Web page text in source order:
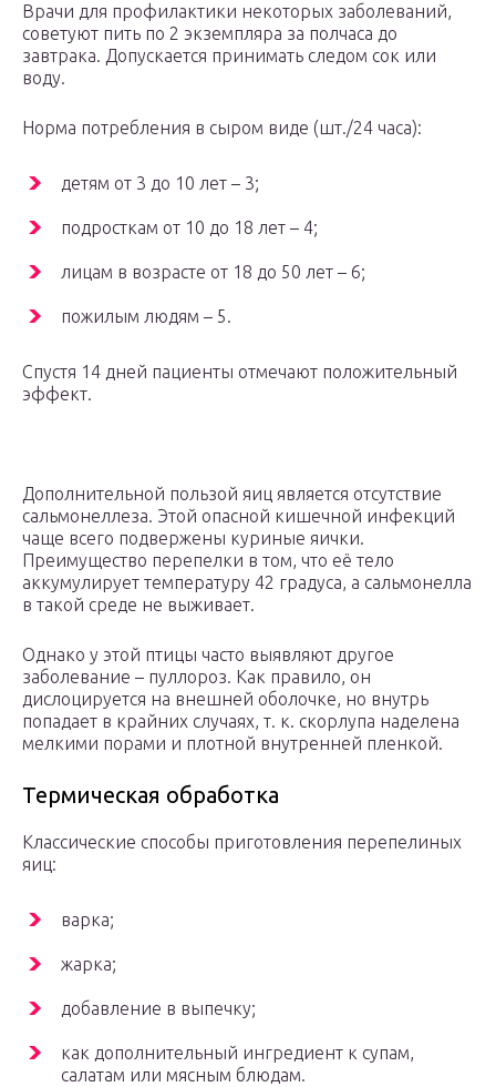
Врачи для профилактики некоторых заболеваний,
советуют пить по 2 экземпляра за полчаса до
завтрака. Допускается принимать следом сок или
воду.
Норма потребления в сыром виде (шт./24 часа):
детям от 3 до 10 лет – 3;
подросткам от 10 до 18 лет – 4;
лицам в возрасте от 18 до 50 лет – 6;
пожилым людям – 5.
Спустя 14 дней пациенты отмечают положительный
эффект.
Дополнительной пользой яиц является отсутствие
сальмонеллеза. Этой опасной кишечной инфекций
чаще всего подвержены куриные яички.
Преимущество перепелки в том, что её тело
аккумулирует температуру 42 градуса, а сальмонелла
в такой среде не выживает.
Однако у этой птицы часто выявляют другое
заболевание – пуллороз. Как правило, он
дислоцируется на внешней оболочке, но внутрь
попадает в крайних случаях, т. к. скорлупа наделена
мелкими порами и плотной внутренней пленкой.
Термическая обработка
Классические способы приготовления перепелиных
яиц:
варка;
жарка;
добавление в выпечку;
как дополнительный ингредиент к супам,
салатам или мясным блюдам.